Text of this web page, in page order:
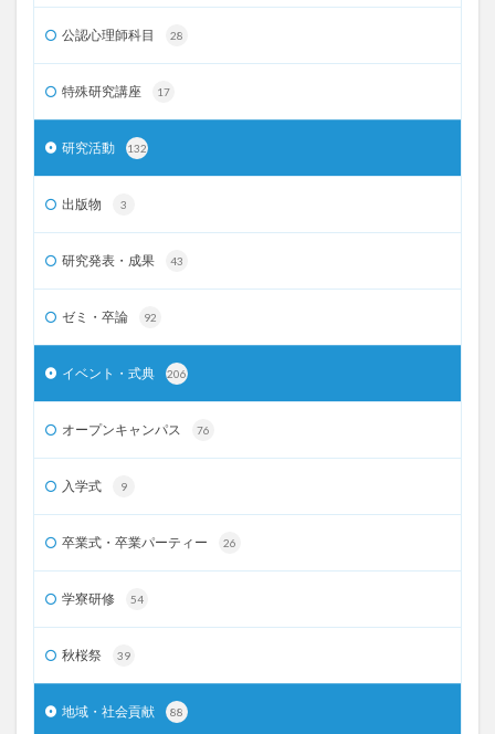
公認心理師科目 28
特殊研究講座 17
研究活動 132
出版物 3
研究発表・成果 43
ゼミ・卒論 92
イベント・式典 206
オープンキャンパス 76
入学式 9
卒業式・卒業パーティー 26
学寮研修 54
秋桜祭 39
地域・社会貢献 88